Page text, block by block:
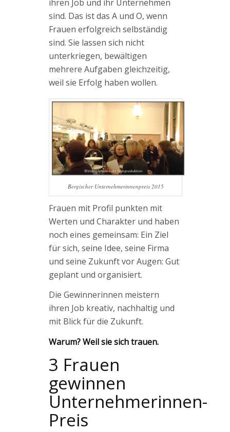
ihren Job und ihr Unternehmen
sind. Das ist das A und O, wenn
Frauen erfolgreich selbständig
sind. Sie lassen sich nicht
unterkriegen, bewältigen
mehrere Aufgaben gleichzeitig,
weil sie Erfolg haben wollen.
Bergischer Unternehmerinnenpreis 2015
Frauen mit Profil punkten mit
Werten und Charakter und haben
noch eines gemeinsam: Ein Ziel
für sich, seine Idee, seine Firma
und seine Zukunft vor Augen: Gut
geplant und organisiert.
Die Gewinnerinnen meistern
ihren Job kreativ, nachhaltig und
mit Blick für die Zukunft.
Warum? Weil sie sich trauen.
3 Frauen
gewinnen
Unternehmerinnen-
Preis